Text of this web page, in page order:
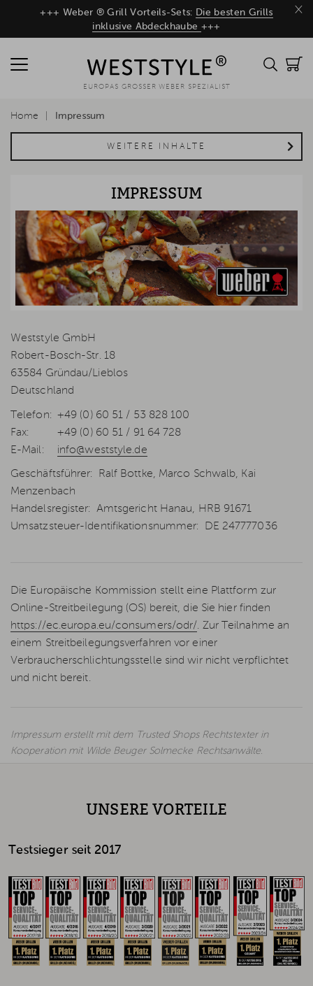
×
+++ Weber ® Grill Vorteils-Sets: Die besten Grills
inklusive Abdeckhaube +++
EUROPAS GROSSER WEBER SPEZIALIST
Home Impressum
WEITERE INHALTE
IMPRESSUM
Weststyle GmbH
Robert-Bosch-Str. 18
63584 Gründau/Lieblos
Deutschland
Telefon: +49 (0) 60 51 / 53 828 100
Fax:
+49 (0) 60 51 / 91 64 728
E-Mail:
info@weststyle.de
Geschäftsführer: Ralf Bottke, Marco Schwalb, Kai
Menzenbach
Handelsregister: Amtsgericht Hanau, HRB 91671
Umsatzsteuer-Identifikationsnummer: DE 247777036
Die Europäische Kommission stellt eine Plattform zur
Online-Streitbeilegung (OS) bereit, die Sie hier finden
https://ec.europa.eu/consumers/odr/. Zur Teilnahme an
einem Streitbeilegungsverfahren vor einer
Verbraucherschlichtungsstelle sind wir nicht verpflichtet
und nicht bereit.
Impressumerstellt mit dem Trusted ShopsRechtstexter in
Kooperation mit Wilde Beuger Solmecke Rechtsanwälte.
UNSERE VORTEILE
Testsieger seit 2017